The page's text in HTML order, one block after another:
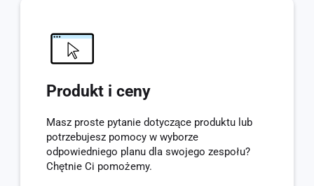
Produkt i ceny
Masz proste pytanie dotyczące produktu lub
potrzebujesz pomocy w wyborze
odpowiedniego planu dla swojego zespołu?
Chętnie Ci pomożemy.